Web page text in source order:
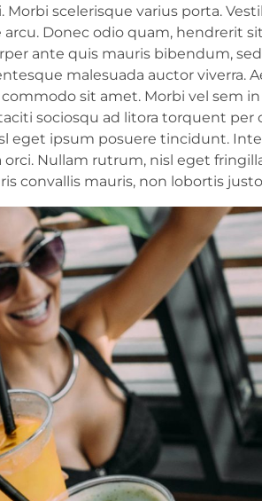
Morbi scelerisque varius porta.
arcu. Donec odio quam, hendrerit
ante quis mauris bibendum,
malesuada auctor viverra.
sit amet. Morbi vel sem
sociosqu ad litora torquent per
eget ipsum posuere tincidunt.
orci. Nullam rutrum, nisl eget
convallis mauris, non lobortis